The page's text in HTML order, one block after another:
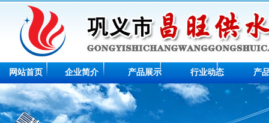
网站首页 企业简介 产品展示 行业动态 产